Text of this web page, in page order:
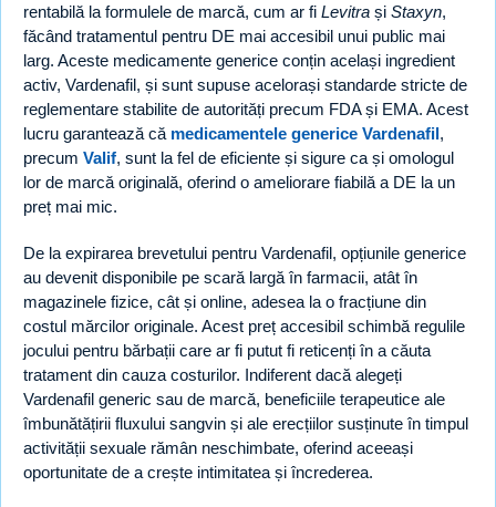
rentabilă la formulele de marcă, cum ar fi Levitra și Staxyn,
făcând tratamentul pentru DE mai accesibil unui public mai
larg. Aceste medicamente generice conțin același ingredient
activ, Vardenafil, și sunt supuse acelorași standarde stricte de
reglementare stabilite de autorități precum FDA și EMA. Acest
lucru garantează că medicamentele generice Vardenafil,
precum Valif, sunt la fel de eficiente și sigure ca și omologul
lor de marcă originală, oferind o ameliorare fiabilă a DE la un
preț mai mic.
De la expirarea brevetului pentru Vardenafil, opțiunile generice
au devenit disponibile pe scară largă în farmacii, atât în
magazinele fizice, cât și online, adesea la o fracțiune din
costul mărcilor originale. Acest preț accesibil schimbă regulile
jocului pentru bărbații care ar fi putut fi reticenți în a căuta
tratament din cauza costurilor. Indiferent dacă alegeți
Vardenafil generic sau de marcă, beneficiile terapeutice ale
îmbunătățirii fluxului sangvin și ale erecțiilor susținute în timpul
activității sexuale rămân neschimbate, oferind aceeași
oportunitate de a crește intimitatea și încrederea.